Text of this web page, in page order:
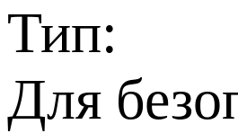
Тип:
Для